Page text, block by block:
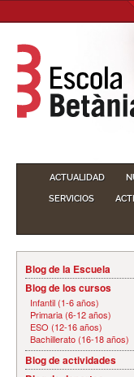
ACTUALIDAD
SERVICIOS
Blog de la Escuela
Blog de los cursos
Infantil (1-6 años)
Primaria (6-12 años)
ESO (12-16 años)
Bachillerato (16-18 años)
Blog de actividades